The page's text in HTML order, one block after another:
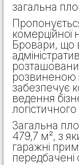
загальна
комерційної
Бровари, що
розвиненою
забезпечує
ведення
Загальна
479,7 м², з
гаражні
передбачені